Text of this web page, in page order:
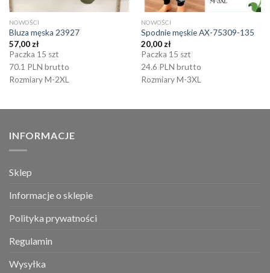
NOWOŚCI
Bluza męska 23927
57,00 zł
Paczka 15 szt
70.1 PLN brutto
Rozmiary M-2XL
NOWOŚCI
Spodnie męskie AX-75309-135
20,00 zł
Paczka 15 szt
24.6 PLN brutto
Rozmiary M-3XL
INFORMACJE
Sklep
Informacje o sklepie
Polityka prywatności
Regulamin
Wysyłka